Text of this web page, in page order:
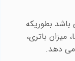
بطوریکه
باتری،
می دهد.